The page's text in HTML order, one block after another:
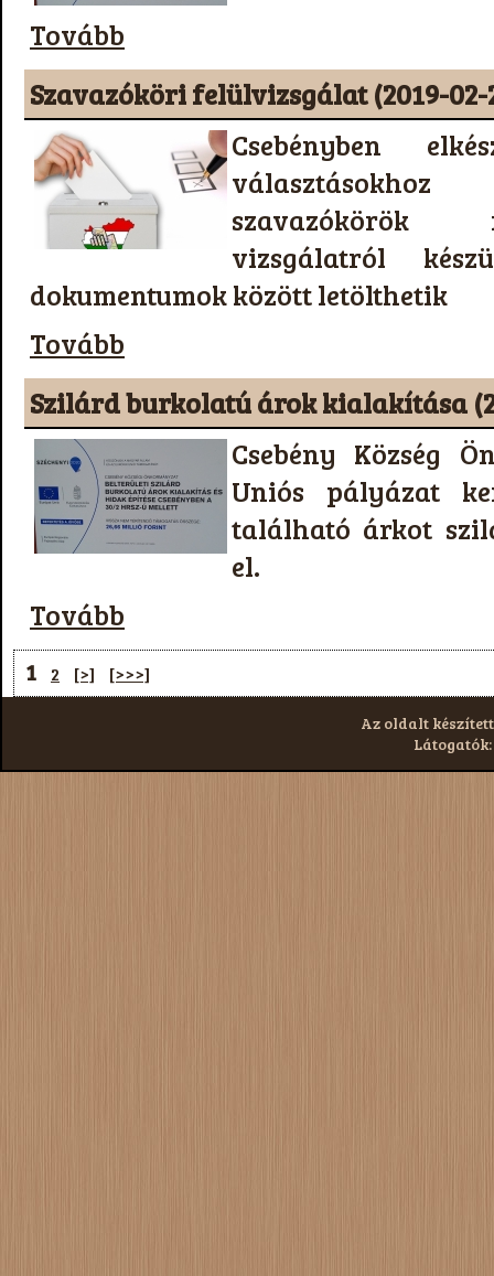
Tovább
Szavazóköri felülvizsgálat (2019-02-
Csebényben
szavazókörök
vizsgálatról
dokumentumok között letölthetik
Tovább
Szilárd burkolatú árok kialakítása
Csebény Község
Uniós pályázat
található árkot
el.
Tovább
1 2 [>] [>>>]
Az oldalt